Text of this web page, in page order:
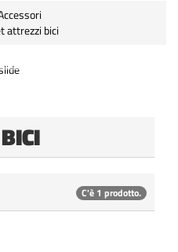
attrezzi bici
C'è 1 prodotto.